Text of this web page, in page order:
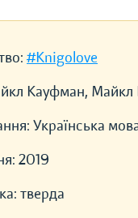
#Knigolove
Кауфман, Майкл
Українська
2019
тверда